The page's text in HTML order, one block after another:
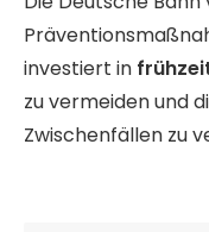
investiert in
zu vermeiden und
Zwischenfällen zu